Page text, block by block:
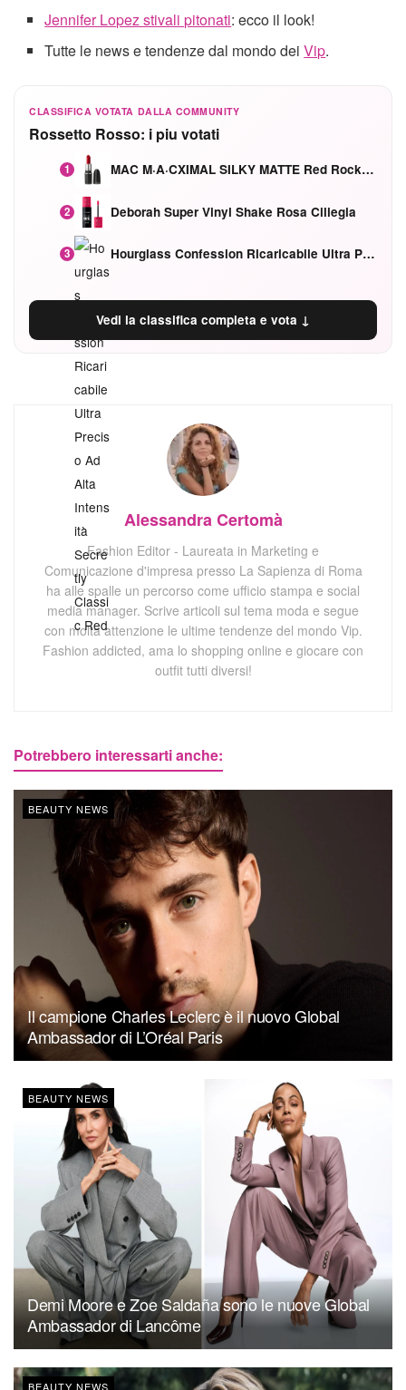
Jennifer Lopez stivali pitonati: ecco il look!
Tutte le news e tendenze dal mondo deiVip.
CLASSIFICA VOTATA DALLA COMMUNITY
Rossetto Rosso: i piu votati
1 MAC M·A·CXIMAL SILKY MATTE Red Rock mat
2 Deborah Super Vinyl Shake Rosa Ciliegia
3 Hourglass Confession Ricaricabile Ultra Preciso Ad Alta Intensità Secretly Classic Red
Vedi la classifica completa e vota ↓
Alessandra Certomà
Fashion Editor - Laureata in Marketing e
Comunicazione d'impresa presso La Sapienza di Roma
ha alle spalle un percorso come ufficio stampa e social
media manager. Scrive articoli sul tema moda e segue
con molta attenzione le ultime tendenze del mondo Vip.
Fashion addicted, ama lo shopping online e giocare con
outfit tutti diversi!
Potrebbero interessarti anche:
BEAUTY NEWS
Il campione Charles Leclerc è il nuovo Global
Ambassador di L’Oréal Paris
BEAUTY NEWS
Demi Moore e Zoe Saldaña sono le nuove Global
Ambassador di Lancôme
BEAUTY NEWS